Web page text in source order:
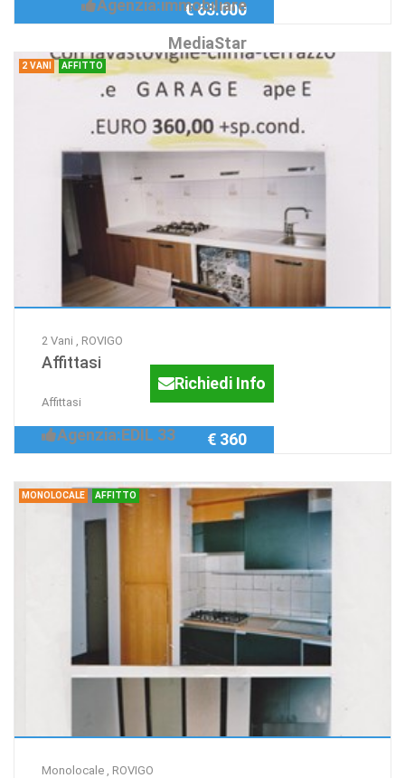
Agenzia:immobiliare
MediaStar
€ 63.000
2 VANI AFFITTO
2 Vani , ROVIGO
Affittasi
Affittasi
Richiedi Info
Agenzia:EDIL 33 € 360
MONOLOCALE AFFITTO
Monolocale , ROVIGO